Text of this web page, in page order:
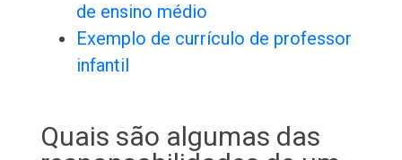
de ensino médio
Exemplo de currículo de professor
infantil
Quais são algumas das